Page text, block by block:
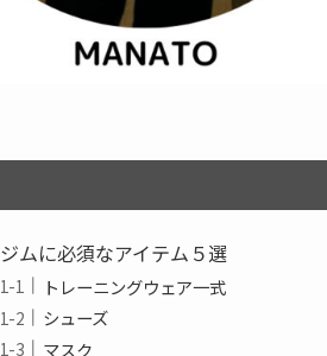
ジムに必須なアイテム５選
トレーニングウェア一式
シューズ
マスク